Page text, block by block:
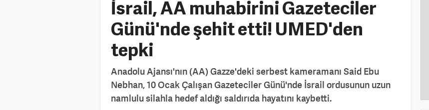
İsrail, AA muhabirini Gazeteciler
Günü'nde şehit etti! UMED'den
tepki
Anadolu Ajansı'nın (AA) Gazze'deki serbest kameramanı Said Ebu
Nebhan, 10 Ocak Çalışan Gazeteciler Günü'nde İsrail ordusunun uzun
namlulu silahla hedef aldığı saldırıda hayatını kaybetti.